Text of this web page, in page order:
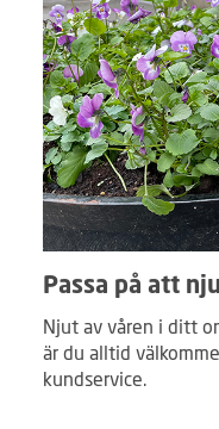
Passa på att
Njut av våren i ditt
är du alltid
kundservice.